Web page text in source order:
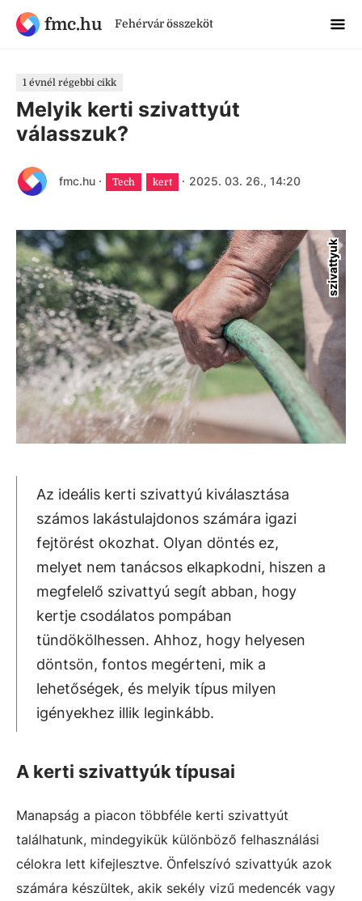
fmc.hu Fehérvár összeköt
1 évnél régebbi cikk
Melyik kerti szivattyút
válasszuk?
fmc.hu · Tech kert · 2025. 03. 26., 14:20
szivattyuk
Az ideális kerti szivattyú kiválasztása
számos lakástulajdonos számára igazi
fejtörést okozhat. Olyan döntés ez,
melyet nem tanácsos elkapkodni, hiszen a
megfelelő szivattyú segít abban, hogy
kertje csodálatos pompában
tündökölhessen. Ahhoz, hogy helyesen
döntsön, fontos megérteni, mik a
lehetőségek, és melyik típus milyen
igényekhez illik leginkább.
A kerti szivattyúk típusai
Manapság a piacon többféle kerti szivattyút
találhatunk, mindegyikük különböző felhasználási
célokra lett kifejlesztve. Önfelszívó szivattyúk azok
számára készültek, akik sekély vizű medencék vagy